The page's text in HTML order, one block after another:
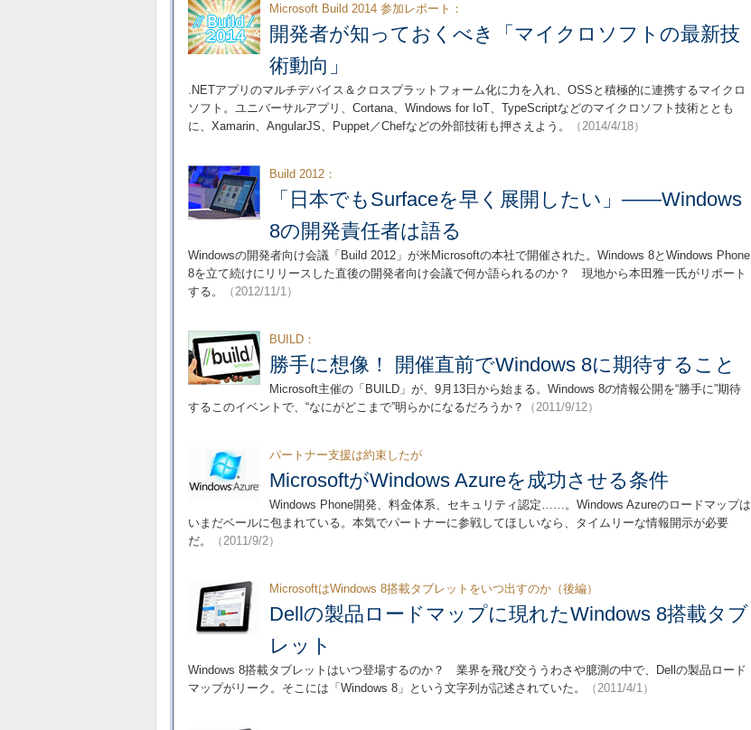
Microsoft Build 2014 参加レポート：
開発者が知っておくべき「マイクロソフトの最新技
術動向」
.NETアプリのマルチデバイス＆クロスプラットフォーム化に力を入れ、OSSと積極的に連携するマイクロ
ソフト。ユニバーサルアプリ、Cortana、Windows for IoT、TypeScriptなどのマイクロソフト技術ととも
に、Xamarin、AngularJS、Puppet／Chefなどの外部技術も押さえよう。
（2014/4/18）
Build 2012：
「日本でもSurfaceを早く展開したい」――Windows
8の開発責任者は語る
Windowsの開発者向け会議「Build 2012」が米Microsoftの本社で開催された。Windows 8とWindows Phone
8を立て続けにリリースした直後の開発者向け会議で何か語られるのか？ 現地から本田雅一氏がリポート
する。
（2012/11/1）
BUILD：
勝手に想像！ 開催直前でWindows 8に期待すること
Microsoft主催の「BUILD」が、9月13日から始まる。Windows 8の情報公開を“勝手に”期待
するこのイベントで、“なにがどこまで”明らかになるだろうか？
（2011/9/12）
パートナー支援は約束したが
MicrosoftがWindows Azureを成功させる条件
Windows Phone開発、料金体系、セキュリティ認定……。Windows Azureのロードマップは
いまだベールに包まれている。本気でパートナーに参戦してほしいなら、タイムリーな情報開示が必要
だ。
（2011/9/2）
MicrosoftはWindows 8搭載タブレットをいつ出すのか（後編）
Dellの製品ロードマップに現れたWindows 8搭載タブ
レット
Windows 8搭載タブレットはいつ登場するのか？ 業界を飛び交ううわさや臆測の中で、Dellの製品ロード
マップがリーク。そこには「Windows 8」という文字列が記述されていた。
（2011/4/1）